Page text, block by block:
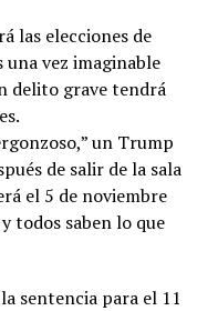
las elecciones de
una vez imaginable
delito grave tendrá
un Trump
de salir de la sala
el 5 de noviembre
todos saben lo que
sentencia para el 11